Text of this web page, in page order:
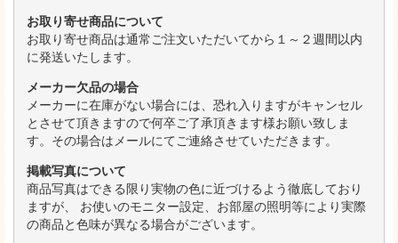
お取り寄せ商品について
お取り寄せ商品は通常ご注文いただいてから１～２週間以内
に発送いたします。
メーカー欠品の場合
メーカーに在庫がない場合には、恐れ入りますがキャンセル
とさせて頂きますので何卒ご了承頂きます様お願い致しま
す。その場合はメールにてご連絡させていただきます。
掲載写真について
商品写真はできる限り実物の色に近づけるよう徹底しており
ますが、 お使いのモニター設定、お部屋の照明等により実際
の商品と色味が異なる場合がございます。